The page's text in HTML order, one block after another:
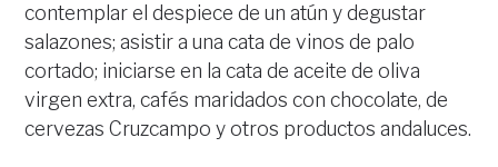
contemplar el despiece de un atún y degustar
salazones; asistir a una cata de vinos de palo
cortado; iniciarse en la cata de aceite de oliva
virgen extra, cafés maridados con chocolate, de
cervezas Cruzcampo y otros productos andaluces.